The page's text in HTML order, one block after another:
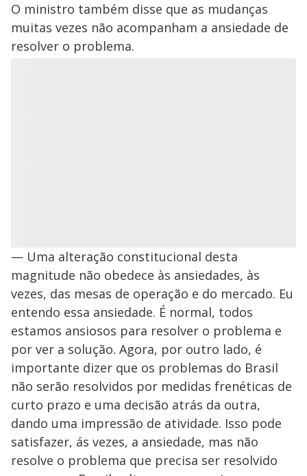
O ministro também disse que as mudanças
muitas vezes não acompanham a ansiedade de
resolver o problema.
— Uma alteração constitucional desta
magnitude não obedece às ansiedades, às
vezes, das mesas de operação e do mercado. Eu
entendo essa ansiedade. É normal, todos
estamos ansiosos para resolver o problema e
por ver a solução. Agora, por outro lado, é
importante dizer que os problemas do Brasil
não serão resolvidos por medidas frenéticas de
curto prazo e uma decisão atrás da outra,
dando uma impressão de atividade. Isso pode
satisfazer, ás vezes, a ansiedade, mas não
resolve o problema que precisa ser resolvido